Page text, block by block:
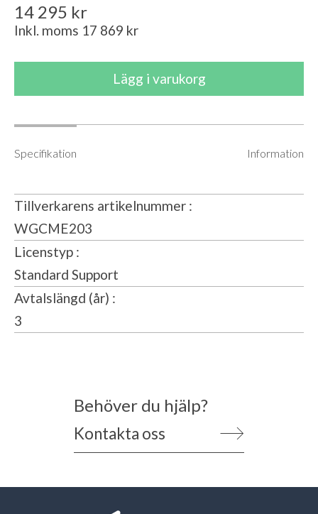
14 295 kr
Inkl. moms 17 869 kr
Specifikation Information
Tillverkarens artikelnummer
WGCME203
Licenstyp
Standard Support
Avtalslängd (år)
3
Behöver du hjälp?
Kontakta oss